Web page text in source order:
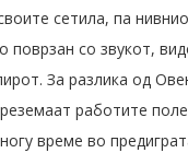
сетила, па
поврзан со звукот,
За разлика од
работите
време во